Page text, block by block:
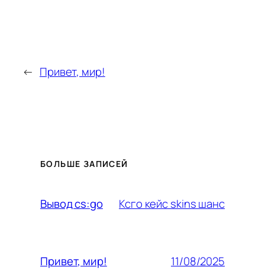
← Привет, мир!
БОЛЬШЕ ЗАПИСЕЙ
Вывод cs:go Ксго кейс skins шанс
Привет, мир! 11/08/2025